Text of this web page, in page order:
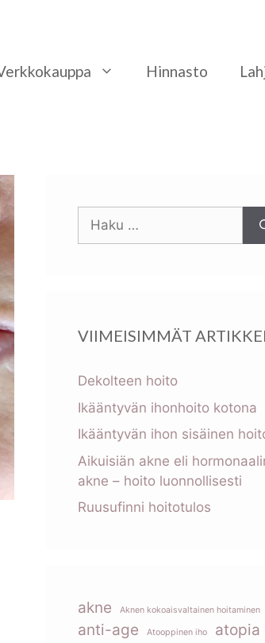
Hinnasto
Haku:
VIIMEISIMMÄT
Dekolteen hoito
Ikääntyvän ihonhoito kotona
Ikääntyvän ihon sisäinen
Aikuisiän akne eli
akne – hoito luonnollisesti
Ruusufinni hoitotulos
akne Aknen kokoaisvaltainen hoitaminen
anti-age Atooppinen iho atopia